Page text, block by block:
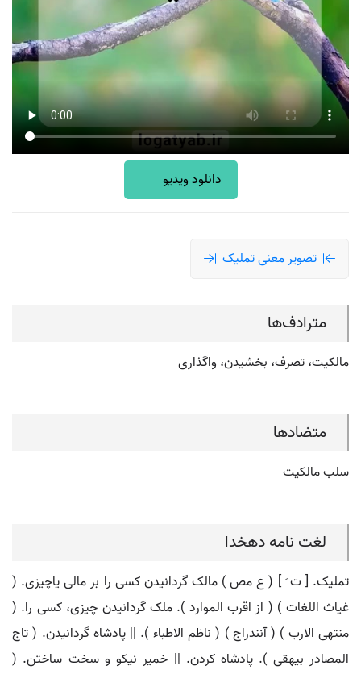
دانلود ویدیو
تصویر معنی تملیک
مترادف‌ها
مالکیت، تصرف، بخشیدن، واگذاری
متضادها
سلب مالکیت
لغت نامه دهخدا
تملیک. [ ت َ ] ( ع مص ) مالک گردانیدن کسی را بر مالی یاچیزی. (
غیاث اللغات ) ( از اقرب الموارد ). ملک گردانیدن چیزی، کسی را. (
منتهی الارب ) ( آنندراج ) ( ناظم الاطباء ). || پادشاه گردانیدن. ( تاج
المصادر بیهقی ). پادشاه کردن. || خمیر نیکو و سخت ساختن. (